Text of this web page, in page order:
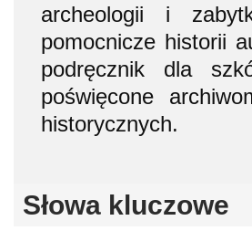
archeologii i
pomocnicze historii
podręcznik dla
poświęcone
historycznych.
Słowa kluczowe